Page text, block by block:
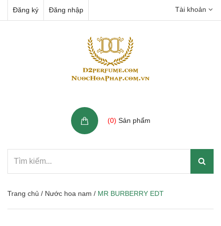
Đăng ký Đăng nhập Tài khoản
(0) Sản phẩm
Trang chủ / Nước hoa nam / MR BURBERRY EDT